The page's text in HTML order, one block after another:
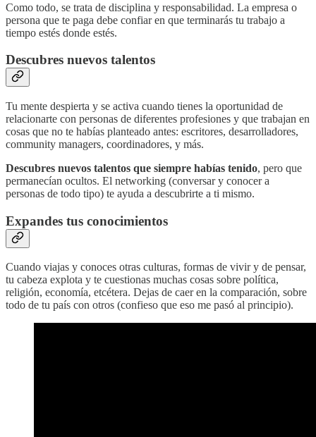
Como todo, se trata de disciplina y responsabilidad. La empresa o
persona que te paga debe confiar en que terminarás tu trabajo a
tiempo estés donde estés.
Descubres nuevos talentos
Tu mente despierta y se activa cuando tienes la oportunidad de
relacionarte con personas de diferentes profesiones y que trabajan en
cosas que no te habías planteado antes: escritores, desarrolladores,
community managers, coordinadores, y más.
Descubres nuevos talentos que siempre habías tenido, pero que
permanecían ocultos. El networking (conversar y conocer a
personas de todo tipo) te ayuda a descubrirte a ti mismo.
Expandes tus conocimientos
Cuando viajas y conoces otras culturas, formas de vivir y de pensar,
tu cabeza explota y te cuestionas muchas cosas sobre política,
religión, economía, etcétera. Dejas de caer en la comparación, sobre
todo de tu país con otros (confieso que eso me pasó al principio).